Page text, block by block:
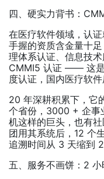
四、硬实力背书：
在医疗软件领域，认
手握的资质含金量十
理体系认证、信息技
CMMI5 认证 —— 这是
度认证，国内医疗软件
20 年深耕积累下，它
个省份，3000 + 企事
机这样的巨头，也有
团用其系统后，12 个
追溯时间从 3 天缩到
五、服务不画饼：2